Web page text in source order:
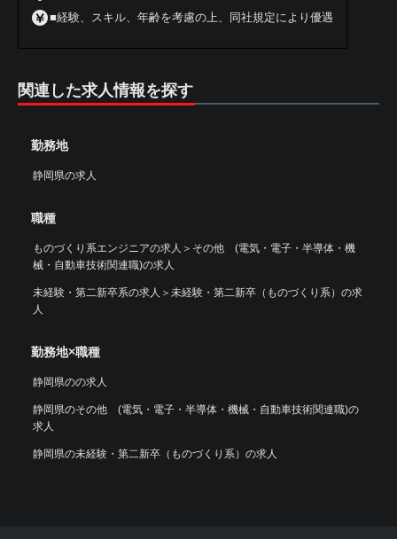
■経験、スキル、年齢を考慮の上、同社規定により優遇
関連した求人情報を探す
勤務地
静岡県の求人
職種
ものづくり系エンジニアの求人 ＞ その他 (電気・電子・半導体・機
械・自動車技術関連職)の求人
未経験・第二新卒系の求人 ＞ 未経験・第二新卒（ものづくり系）の求
人
勤務地×職種
静岡県のの求人
静岡県のその他 (電気・電子・半導体・機械・自動車技術関連職)の
求人
静岡県の未経験・第二新卒（ものづくり系）の求人